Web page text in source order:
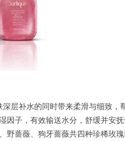
层补水的同时带来柔滑与细致，
因子，有效输送水分，舒缓并安
野蔷薇、狗牙蔷薇共四种珍稀玫